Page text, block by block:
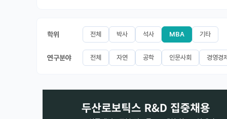
학위 전체 박사 석사 MBA 기타
연구분야 전체 자연 공학 인문사회 경영경